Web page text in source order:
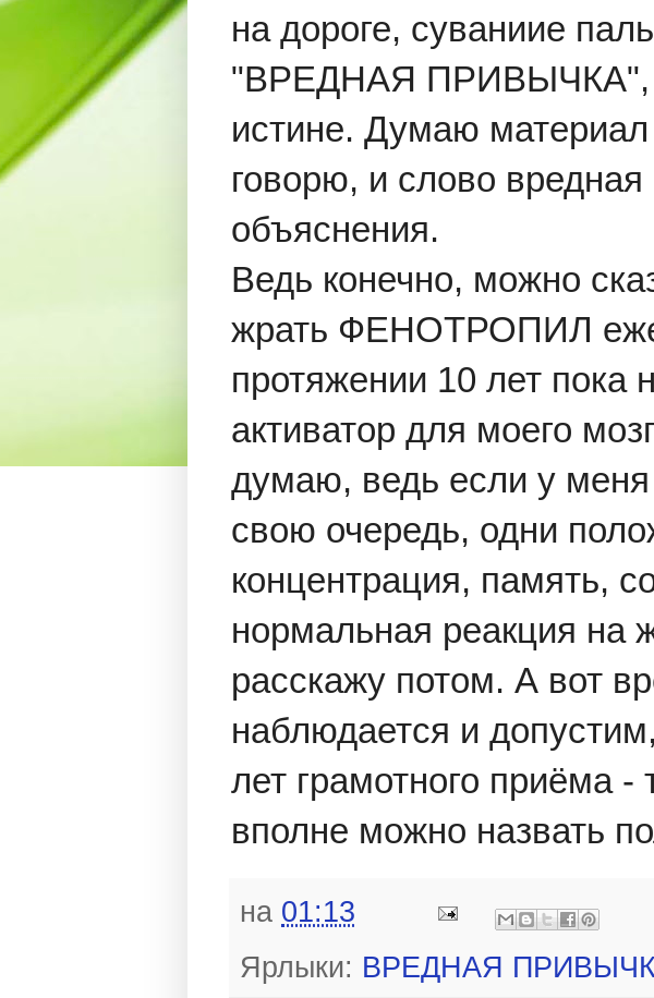
на дороге, суваниие
"ВРЕДНАЯ ПРИВЫЧКА",
истине. Думаю материал
говорю, и слово
объяснения.
Ведь конечно, можно
жрать ФЕНОТРОПИЛ
протяжении 10 лет
активатор для моего
думаю, ведь если у
свою очередь, одни
концентрация, память,
нормальная реакция на
расскажу потом. А вот
наблюдается и
лет грамотного
вполне можно назвать
на 01:13
Ярлыки: ВРЕДНАЯ